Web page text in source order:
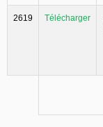
Télécharger
2619